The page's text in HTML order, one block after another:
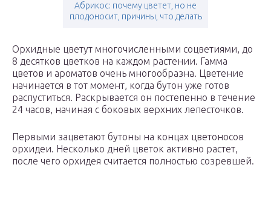
Абрикос: почему цветет, но не
плодоносит, причины, что делать
Орхидные цветут многочисленными соцветиями, до
8 десятков цветков на каждом растении. Гамма
цветов и ароматов очень многообразна. Цветение
начинается в тот момент, когда бутон уже готов
распуститься. Раскрывается он постепенно в течение
24 часов, начиная с боковых верхних лепесточков.
Первыми зацветают бутоны на концах цветоносов
орхидеи. Несколько дней цветок активно растет,
после чего орхидея считается полностью созревшей.